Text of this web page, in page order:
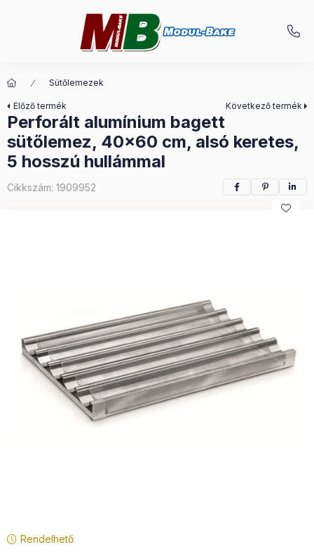
Sütőlemezek
Előző termék Következő termék
Perforált alumínium bagett
sütőlemez, 40x60 cm, alsó keretes,
5 hosszú hullámmal
Cikkszám: 1909952
Rendelhető